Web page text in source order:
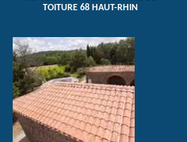
TOITURE 68 HAUT-RHIN